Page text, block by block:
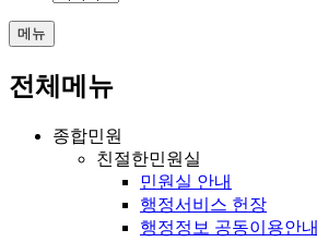
메뉴
전체메뉴
종합민원
친절한민원실
민원실 안내
행정서비스 헌장
행정정보 공동이용안내